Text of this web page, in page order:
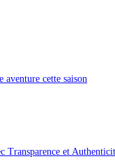
cette saison
Transparence et